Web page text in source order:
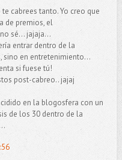
cabrees tanto. Yo creo que
de premios, el
sé... jajaja...
entrar dentro de la
sino en entretenimiento...
si fuese tú!
post-cabreo.. jajaj
en la blogosfera con un
de los 30 dentro de la